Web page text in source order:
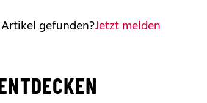
gefunden?Jetzt melden